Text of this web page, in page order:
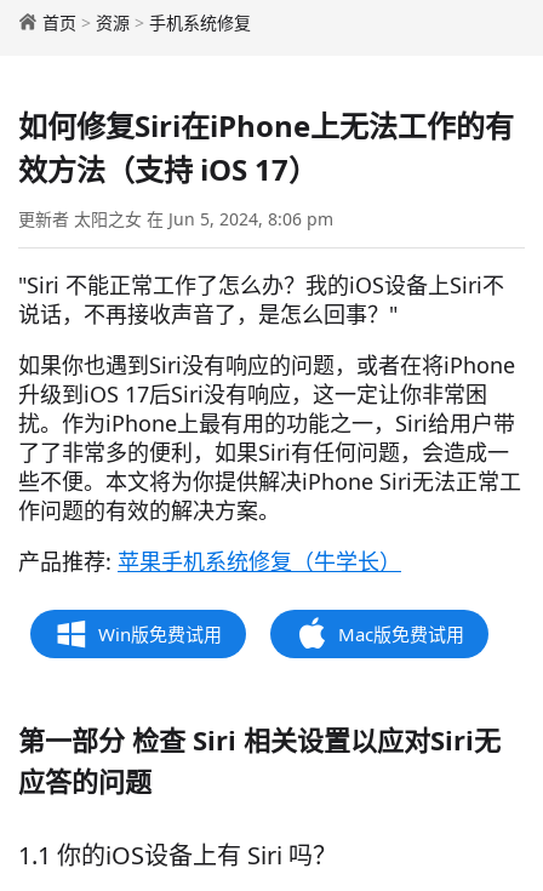
首页 > 资源 > 手机系统修复
如何修复Siri在iPhone上无法工作的有
效方法（支持 iOS 17）
更新者 太阳之女 在 Jun 5, 2024, 8:06 pm
"Siri 不能正常工作了怎么办？我的iOS设备上Siri不
说话，不再接收声音了，是怎么回事？"
如果你也遇到Siri没有响应的问题，或者在将iPhone
升级到iOS 17后Siri没有响应，这一定让你非常困
扰。作为iPhone上最有用的功能之一，Siri给用户带
了了非常多的便利，如果Siri有任何问题，会造成一
些不便。本文将为你提供解决iPhone Siri无法正常工
作问题的有效的解决方案。
产品推荐: 苹果手机系统修复（牛学长）
Win版免费试用 Mac版免费试用
第一部分 检查 Siri 相关设置以应对Siri无
应答的问题
1.1 你的iOS设备上有 Siri 吗？